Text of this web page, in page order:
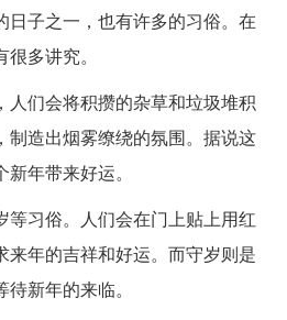
日子之一，也有许多的习俗。在
多讲究。
人们会将积攒的杂草和垃圾堆积
制造出烟雾缭绕的氛围。据说这
年带来好运。
等习俗。人们会在门上贴上用红
来年的吉祥和好运。而守岁则是
新年的来临。